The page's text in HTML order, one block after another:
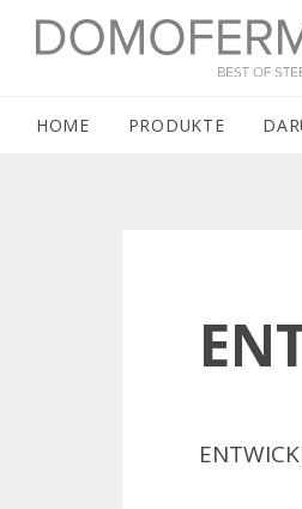
DOMOFERM
HOME (CURRENT)
PRODUKTE